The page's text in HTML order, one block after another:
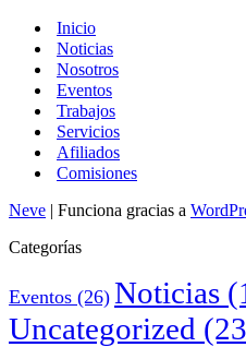
Inicio
Noticias
Nosotros
Eventos
Trabajos
Servicios
Afiliados
Comisiones
Neve | Funciona gracias a
Categorías
Eventos (26) Noticias
Uncategorized